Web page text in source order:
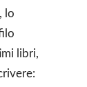
lo
libri,